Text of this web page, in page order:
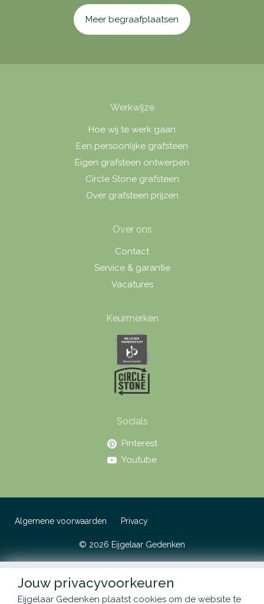
Meer begraafplaatsen
Werkwijze
Hoe wij te werk gaan
Een persoonlijke grafsteen
Eigen grafsteen ontwerpen
Circle Stone grafsteen
Over grafsteen prijzen
Over ons
Contact
Service & garantie
Vacatures
Keurmerken
Socials
Pinterest
Youtube
Algemene voorwaarden Privacy
© 2026 Eijgelaar Gedenken
Jouw privacyvoorkeuren
Eijgelaar Gedenken plaatst cookies om de website te